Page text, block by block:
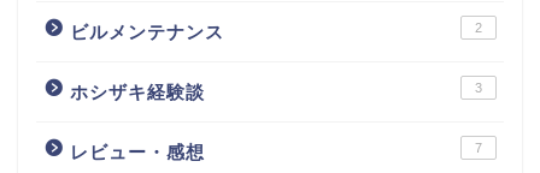
ビルメンテナンス 2
ホシザキ経験談 3
レビュー・感想 7